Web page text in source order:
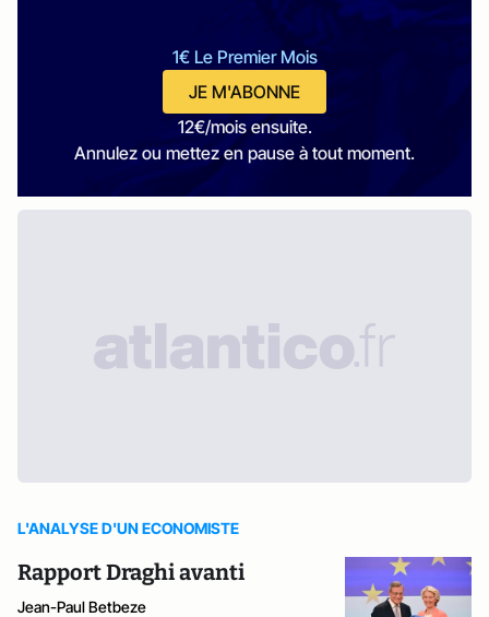
1€ Le Premier Mois
JE M'ABONNE
12€/mois ensuite.
Annulez ou mettez en pause à tout moment.
L'ANALYSE D'UN ECONOMISTE
Rapport Draghi avanti
Jean-Paul Betbeze